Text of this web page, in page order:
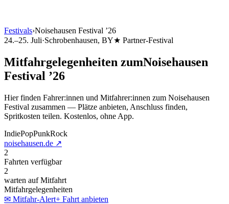
Festivals›Noisehausen Festival ’26
24.–25. Juli·Schrobenhausen, BY★ Partner-Festival
Mitfahrgelegenheiten zumNoisehausen
Festival ’26
Hier finden Fahrer:innen und Mitfahrer:innen zum Noisehausen
Festival zusammen — Plätze anbieten, Anschluss finden,
Spritkosten teilen. Kostenlos, ohne App.
IndiePopPunkRock
noisehausen.de ↗
2
Fahrten verfügbar
2
warten auf Mitfahrt
Mitfahrgelegenheiten
✉ Mitfahr-Alert+ Fahrt anbieten